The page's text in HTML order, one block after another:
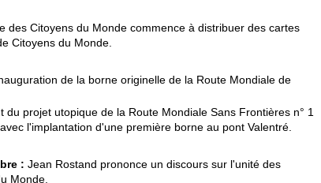
des Citoyens du Monde commence à distribuer des cartes
Citoyens du Monde.
de la borne originelle de la Route Mondiale de
du projet utopique de la Route Mondiale Sans Frontières n° 1
l'implantation d'une première borne au pont Valentré.
: Jean Rostand prononce un discours sur l'unité des
Monde.